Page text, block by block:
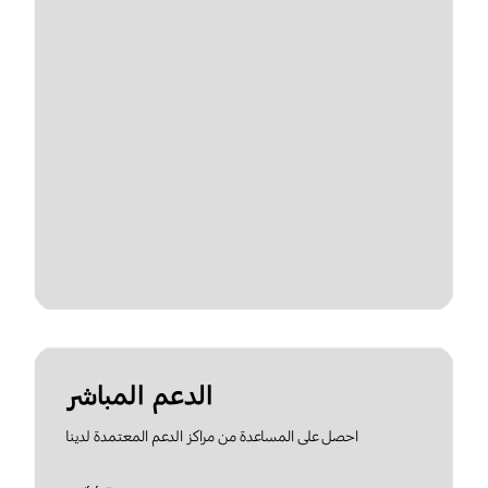
الدعم المباشر
احصل على المساعدة من مراكز الدعم المعتمدة لدينا